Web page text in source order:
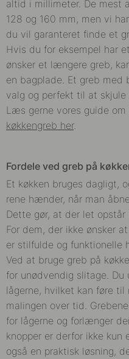
altid i millimeter. De mest
128 og 160 mm, men vi
du vil garanteret finde et
Hvis du for eksempel har
ønsker et længere greb,
en bagplade. Et greb
valg og perfekt til at skjule
Læs gerne vores guide om
køkkengreb her.
Fordele ved greb på
Et køkken bruges dagligt,
rene hænder, når man
Dette gør, at der let opstår
For dem, der ikke ønsker
er stilfulde og funktionelle
Ved at bruge greb på
for unødvendig slitage.
lågerne, hvilket kan føre
malingen over tid.
for lågerne og forlænger
knopper er derfor ikke kun
også en praktisk løsning,